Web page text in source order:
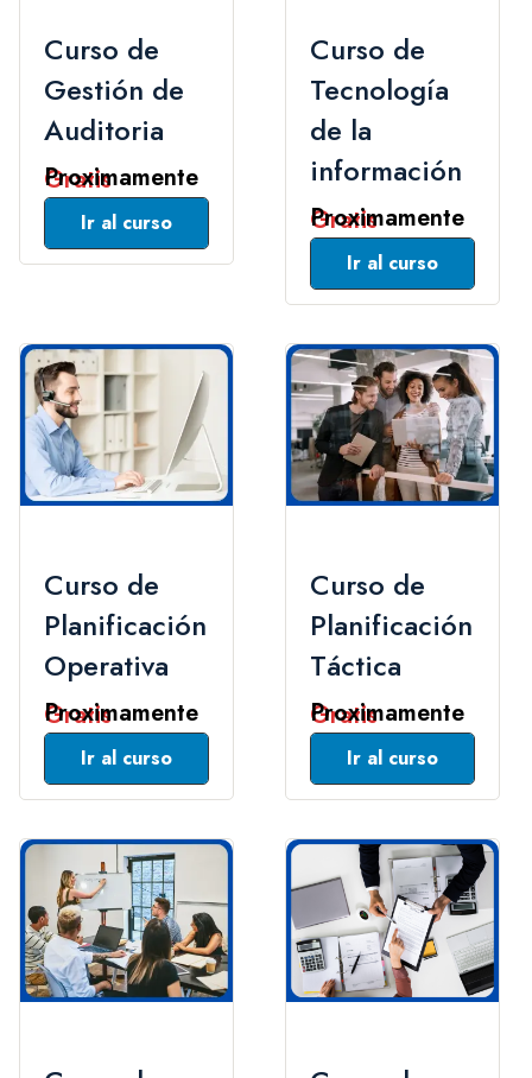
Curso de
Gestión de
Auditoria
Gratis
Leer Mas
Curso de
Tecnología
de la
información
Gratis
Leer Mas
Curso de
Planificación
Operativa
Gratis
Leer Mas
Curso de
Planificación
Táctica
Gratis
Leer Mas